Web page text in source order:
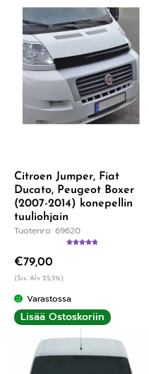
Citroen Jumper, Fiat
Ducato, Peugeot Boxer
(2007-2014) konepellin
tuuliohjain
Tuotenro: 69620
€79,00
(Sis. Alv 25,5%)
Varastossa
Lisää Ostoskoriin